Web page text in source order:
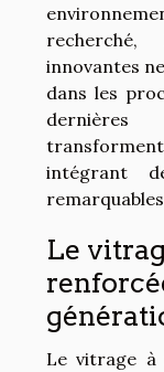
innovantes
dans les
dernières
intégrant
Le
Le vitrage à